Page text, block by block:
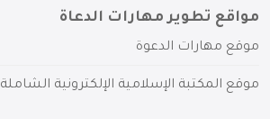
مواقع تطوير مهارات الدعاة
موقع مهارات الدعوة
موقع المكتبة الإسلامية الإلكترونية الشاملة